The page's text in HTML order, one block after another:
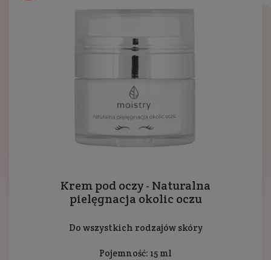
Krem pod oczy - Naturalna
pielęgnacja okolic oczu
Do wszystkich rodzajów skóry
Pojemność: 15 ml